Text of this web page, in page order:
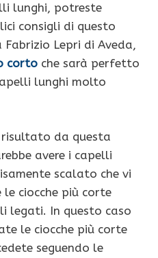
lunghi, potreste
consigli di questo
Lepri di Aveda,
corto che sarà perfetto
lunghi molto
risultato da questa
avere i capelli
scalato che vi
ciocche più corte
legati. In questo caso
le ciocche più corte
seguendo le